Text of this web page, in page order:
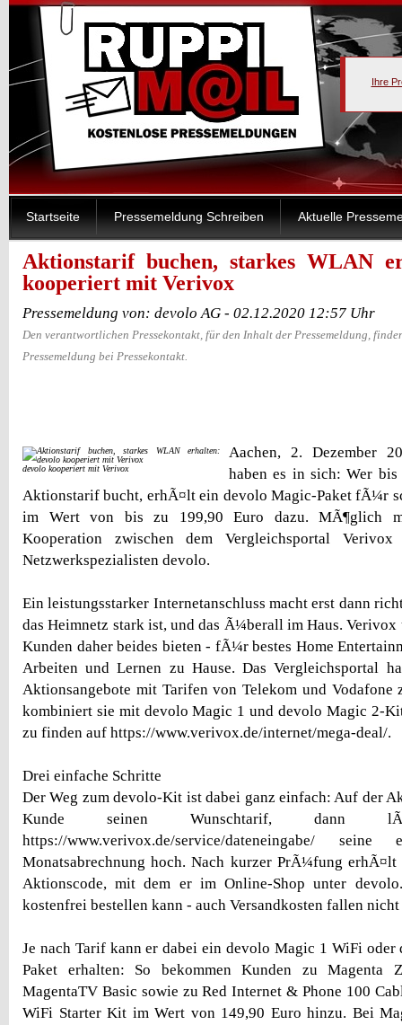
Ihre
Startseite Pressemeldung Schreiben Aktuelle
Aktionstarif buchen, starkes WLAN
kooperiert mit Verivox
Pressemeldung von: devolo AG - 02.12.2020 12:57 Uhr
Den verantwortlichen Pressekontakt, für den Inhalt der Pressemeldung,
Pressemeldung bei Pressekontakt.
devolo kooperiert mit Verivox
Aachen, 2. Dezember
haben es in sich: Wer
Aktionstarif bucht, erhÃ¤lt ein devolo Magic-Paket fÃ¼r
im Wert von bis zu 199,90 Euro dazu. MÃ¶glich
Kooperation zwischen dem Vergleichsportal
Netzwerkspezialisten devolo.
Ein leistungsstarker Internetanschluss macht erst dann
das Heimnetz stark ist, und das Ã¼berall im Haus.
Kunden daher beides bieten - fÃ¼r bestes Home
Arbeiten und Lernen zu Hause. Das Vergleichsportal
Aktionsangebote mit Tarifen von Telekom und Vodafone
kombiniert sie mit devolo Magic 1 und devolo Magic 2-
zu finden auf https://www.verivox.de/internet/mega-deal/.
Drei einfache Schritte
Der Weg zum devolo-Kit ist dabei ganz einfach: Auf der
Kunde seinen Wunschtarif,
https://www.verivox.de/service/dateneingabe/
Monatsabrechnung hoch. Nach kurzer PrÃ¼fung
Aktionscode, mit dem er im Online-Shop unter
kostenfrei bestellen kann - auch Versandkosten fallen nicht
Je nach Tarif kann er dabei ein devolo Magic 1 WiFi
Paket erhalten: So bekommen Kunden zu Magenta
MagentaTV Basic sowie zu Red Internet & Phone 100
WiFi Starter Kit im Wert von 149,90 Euro hinzu. Bei